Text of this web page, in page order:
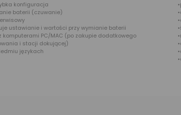
konfiguracja
baterii (czuwanie)
ustawianie i wartości przy wymianie baterii
komputerami PC/MAC (po zakupie dodatkowego
i stacji dokującej)
językach